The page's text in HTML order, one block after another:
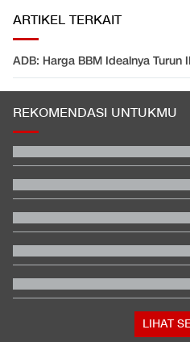
ARTIKEL TERKAIT
ADB: Harga BBM Idealnya Turun
REKOMENDASI UNTUKMU
Karhutla di Alun-alun
Daftar Peraih Penghargaan Piala
Terbaik
Filipina Singgung Indonesia
Malaysia
Buwas: Sertifikat Pramuka
Tanpa Tes
Tokoh Pro Palestina Menang